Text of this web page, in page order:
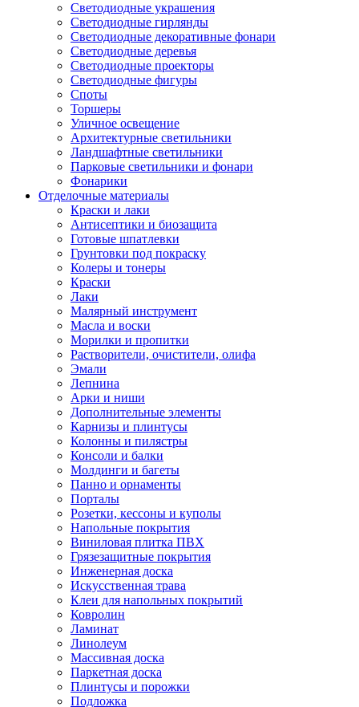
Светодиодные украшения
Светодиодные гирлянды
Светодиодные декоративные фонари
Светодиодные деревья
Светодиодные проекторы
Светодиодные фигуры
Споты
Торшеры
Уличное освещение
Архитектурные светильники
Ландшафтные светильники
Парковые светильники и фонари
Фонарики
Отделочные материалы
Краски и лаки
Антисептики и биозащита
Готовые шпатлевки
Грунтовки под покраску
Колеры и тонеры
Краски
Лаки
Малярный инструмент
Масла и воски
Морилки и пропитки
Растворители, очистители, олифа
Эмали
Лепнина
Арки и ниши
Дополнительные элементы
Карнизы и плинтусы
Колонны и пилястры
Консоли и балки
Молдинги и багеты
Панно и орнаменты
Порталы
Розетки, кессоны и куполы
Напольные покрытия
Виниловая плитка ПВХ
Грязезащитные покрытия
Инженерная доска
Искусственная трава
Клеи для напольных покрытий
Ковролин
Ламинат
Линолеум
Массивная доска
Паркетная доска
Плинтусы и порожки
Подложка